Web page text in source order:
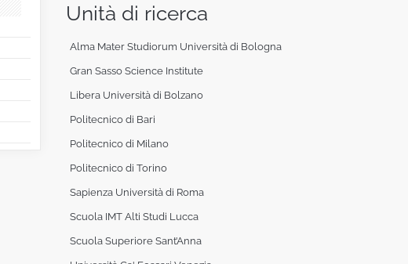
Unità di ricerca
Alma Mater Studiorum Università di Bologna
Gran Sasso Science Institute
Libera Università di Bolzano
Politecnico di Bari
Politecnico di Milano
Politecnico di Torino
Sapienza Università di Roma
Scuola IMT Alti Studi Lucca
Scuola Superiore Sant’Anna